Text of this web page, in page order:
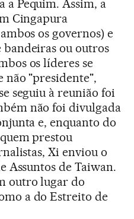
a Pequim. Assim, a
Cingapura
os governos) e
ou outros
os líderes se
não "presidente",
seguiu à reunião foi
não foi divulgada
e, enquanto do
prestou
Xi enviou o
de Taiwan.
outro lugar do
a do Estreito de